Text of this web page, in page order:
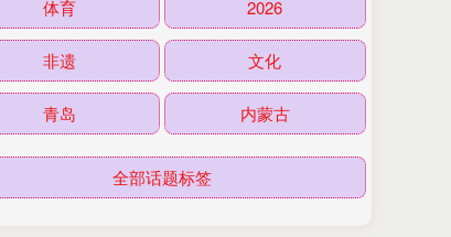
体育 2026
非遗 文化
青岛 内蒙古
全部话题标签